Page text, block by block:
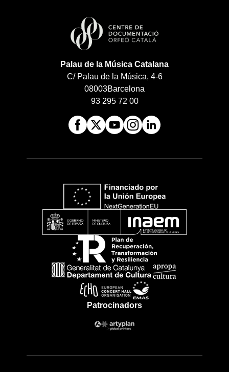
Palau de la Música Catalana
C/ Palau de la Música, 4-6
08003Barcelona
93 295 72 00
Patrocinadors